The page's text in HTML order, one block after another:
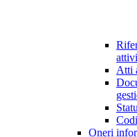
Atti
Oneri